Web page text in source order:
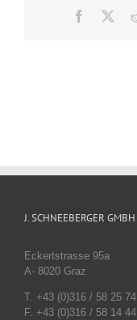
Facebook
J. SCHNEEBERGER GMBH
Eckertstrasse 95a
A- 8020 Graz
T. +43 (0)316 / 58 25 74
F. +43 (0)316 / 58 14 44